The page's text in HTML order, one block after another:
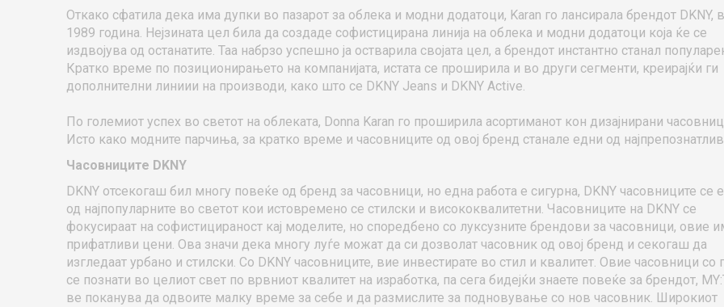
Откако сфатила дека има дупки во пазарот за облека и модни додатоци, Karan го лансирала брендот DKNY,
1989 година. Нејзината цел била да создаде софистицирана линија на облека и модни додатоци која ќе се
издвојува од останатите. Таа набрзо успешно ја остварила својата цел, а брендот инстантно станал
Кратко време по позиционирањето на компанијата, истата се проширила и во други сегменти, креирајќи ги
дополнителни линиии на производи, како што се DKNY Jeans и DKNY Active.
По големиот успех во светот на облеката, Donna Karan го проширила асортиманот кон дизајнирани
Исто како модните парчиња, за кратко време и часовниците од овој бренд станале едни од
Часовниците DKNY
DKNY отсекогаш бил многу повеќе од бренд за часовници, но една работа е сигурна, DKNY часовниците се
од најпопуларните во светот кои истовремено се стилски и висококвалитетни. Часовниците на DKNY се
фокусираат на софистицираност кај моделите, но споредбено со луксузните брендови за часовници, овие
прифатливи цени. Ова значи дека многу луѓе можат да си дозволат часовник од овој бренд и секогаш да
изгледаат урбано и стилски. Со DKNY часовниците, вие инвестирате во стил и квалитет. Овие часовници со
се познати во целиот свет по врвниот квалитет на изработка, па сега бидејќи знаете повеќе за брендот,
ве поканува да одвоите малку време за себе и да размислите за подновување со нов часовник. Широкиот